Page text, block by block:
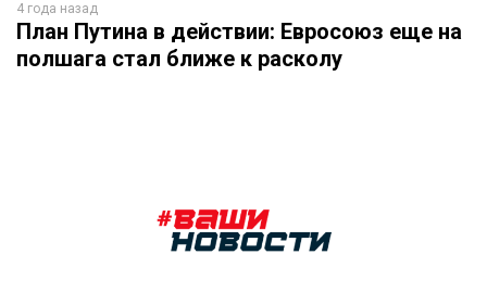
4 года назад
План Путина в действии: Евросоюз еще на
полшага стал ближе к расколу